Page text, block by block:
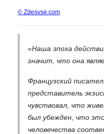
© Zdesvse.com
«Наша эпоха
значит, что она
Французский
представитель
чувствовал, что
был убежден, что
человечества